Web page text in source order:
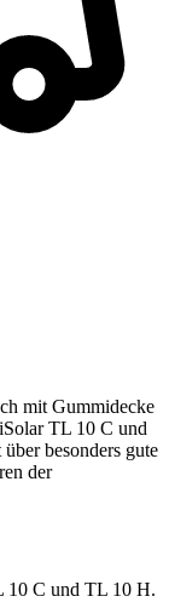
mit Gummidecke
TL 10 C und
besonders gute
der
10 C und TL 10 H.